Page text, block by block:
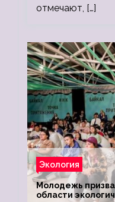
отмечают, […]
Экология
Молодежь
области